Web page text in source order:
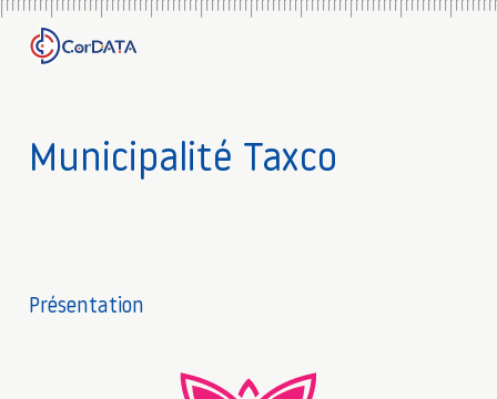
Municipalité Taxco
Présentation